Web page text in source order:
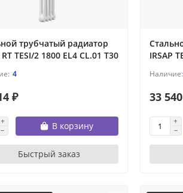
трубчатый радиатор
RT TESI/2 1800 EL4 CL.01 T30
4
₽
В корзину
Быстрый заказ
IRSAP
33